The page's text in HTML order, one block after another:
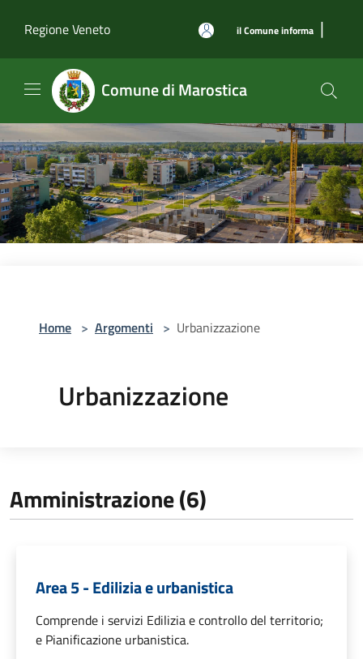
Regione Veneto
il Comune informa |
Comune di Marostica
Home > Argomenti > Urbanizzazione
Urbanizzazione
Amministrazione (6)
Area 5 - Edilizia e urbanistica
Comprende i servizi Edilizia e controllo del territorio;
e Pianificazione urbanistica.